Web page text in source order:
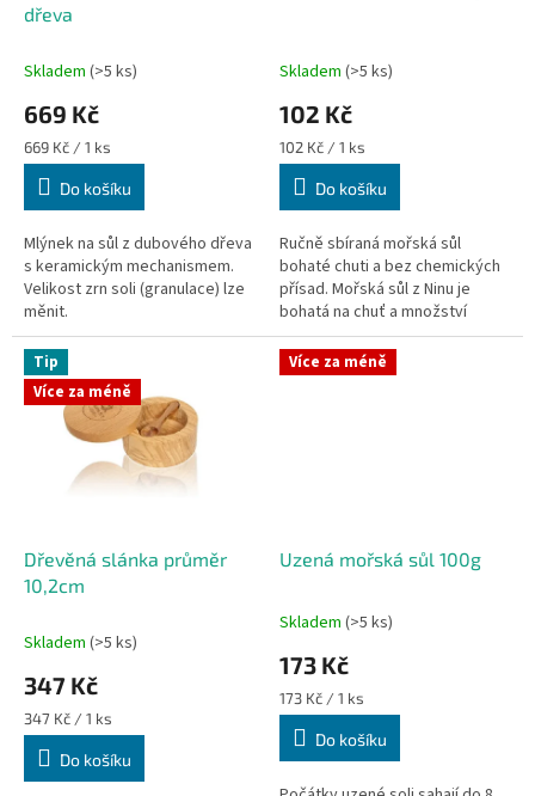
dřeva
Skladem (>5 ks)
669 Kč
Měrná
cena:
669 Kč / 1 ks
Do košíku
Mlýnek na sůl z dubového dřeva
s keramickým mechanismem.
Velikost zrn soli (granulace) lze
měnit.
Skladem (>5 ks)
102 Kč
Měrná
cena:
102 Kč / 1 ks
Do košíku
Ručně sbíraná mořská sůl
bohaté chuti a bez chemických
přísad. Mořská sůl z Ninu je
bohatá na chuť a množství
minerálů i stopových prvků.
Sklízí se ručně tradičním a
velmi...
Tip
Více za méně
Dřevěná slánka průměr
10,2cm
Skladem (>5 ks)
347 Kč
Měrná
cena:
347 Kč / 1 ks
Do košíku
Více za méně
Uzená mořská sůl 100g
Průměrné
produktu
je
5,0
5
hvězdiček.
Skladem (>5 ks)
173 Kč
Měrná
cena:
173 Kč / 1 ks
Do košíku